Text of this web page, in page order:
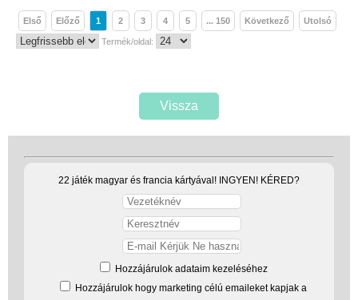
Első Előző 1 2 3 4 5 ... 150 Következő Utolsó
Termék/oldal:
Vissza
22 játék magyar és francia kártyával! INGYEN! KÉRED?
Hozzájárulok adataim kezeléséhez
Hozzájárulok hogy marketing célú emaileket kapjak a